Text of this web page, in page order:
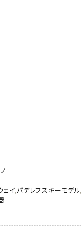
ェイ,パデレフスキーモデル,